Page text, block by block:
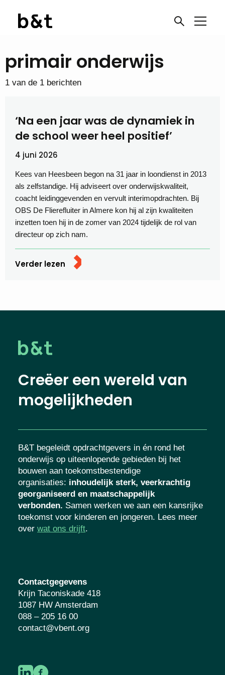
primair onderwijs
1 van de 1 berichten
‘Na een jaar was de dynamiek in
de school weer heel positief’
4 juni 2026
Kees van Heesbeen begon na 31 jaar in loondienst in 2013
als zelfstandige. Hij adviseert over onderwijskwaliteit,
coacht leidinggevenden en vervult interimopdrachten. Bij
OBS De Flierefluiter in Almere kon hij al zijn kwaliteiten
inzetten toen hij in de zomer van 2024 tijdelijk de rol van
directeur op zich nam.
Verder lezen
Creëer een wereld van
mogelijkheden
B&T begeleidt opdrachtgevers in én rond het
onderwijs op uiteenlopende gebieden bij het
bouwen aan toekomstbestendige
organisaties: inhoudelijk sterk, veerkrachtig
georganiseerd en maatschappelijk
verbonden. Samen werken we aan een kansrijke
toekomst voor kinderen en jongeren. Lees meer
over wat ons drijft.
Contactgegevens
Krijn Taconiskade 418
1087 HW Amsterdam
088 – 205 16 00
contact@vbent.org